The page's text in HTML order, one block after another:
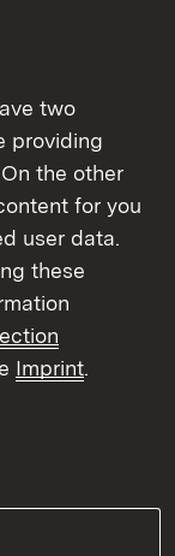
helfen,
sind ein
und
fördern.
GWB i. V. m.
oder
two
providing
the other
for you
user data.
these
Imprint.